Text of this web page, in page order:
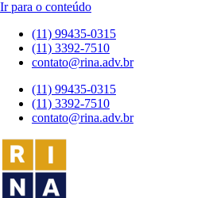
Ir para o conteúdo
(11) 99435-0315
(11) 3392-7510
contato@rina.adv.br
(11) 99435-0315
(11) 3392-7510
contato@rina.adv.br